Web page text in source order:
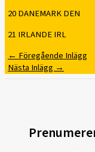
20 DANEMARK DEN
21 IRLANDE IRL
← Föregående Inlägg
Nästa Inlägg →